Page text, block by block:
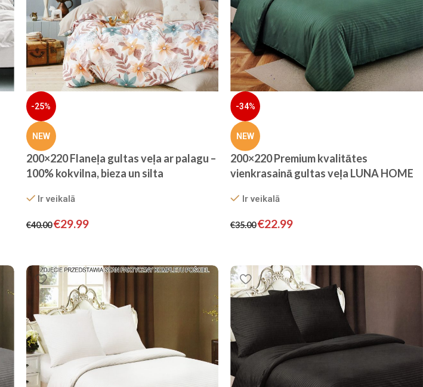
-25%
NEW
200×220 Flaneļa gultas veļa ar palagu –
100% kokvilna, bieza un silta
Ir veikalā
€40.00€29.99
-34%
NEW
200×220 Premium kvalitātes
vienkrasainā gultas veļa LUNA HOME
piparmētru zaļš
Ir veikalā
€35.00€22.99